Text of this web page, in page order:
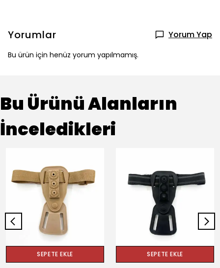
Yorumlar Yorum Yap
Bu ürün için henüz yorum yapılmamış.
Bu Ürünü Alanların
İnceledikleri
SEPETE EKLE SEPETE EKLE